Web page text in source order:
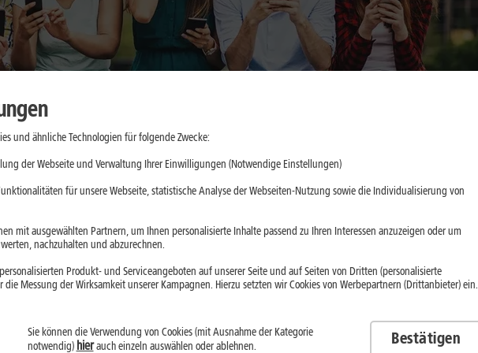
unterstützt
und
sinnvoll nutzt
und ähnliche Technologien für folgende Zwecke:
der Webseite und Verwaltung Ihrer Einwilligungen (Notwendige Einstellungen)
für unsere Webseite, statistische Analyse der Webseiten-Nutzung sowie die Individualisierung von
mit ausgewählten Partnern, um Ihnen personalisierte Inhalte passend zu Ihren Interessen anzuzeigen oder um
nachzuhalten und abzurechnen.
Produkt- und Serviceangeboten auf unserer Seite und auf Seiten von Dritten (personalisierte
Messung der Wirksamkeit unserer Kampagnen. Hierzu setzten wir Cookies von Werbepartnern (Drittanbieter) ein.
Sie können die Verwendung von Cookies (mit Ausnahme der Kategorie
notwendig) hierauch einzeln auswählen oder ablehnen. Bestätigen